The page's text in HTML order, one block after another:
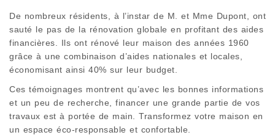
De nombreux résidents, à l’instar de M. et Mme Dupont, ont
sauté le pas de la rénovation globale en profitant des aides
financières. Ils ont rénové leur maison des années 1960
grâce à une combinaison d’aides nationales et locales,
économisant ainsi 40% sur leur budget.
Ces témoignages montrent qu’avec les bonnes informations
et un peu de recherche, financer une grande partie de vos
travaux est à portée de main. Transformez votre maison en
un espace éco-responsable et confortable.